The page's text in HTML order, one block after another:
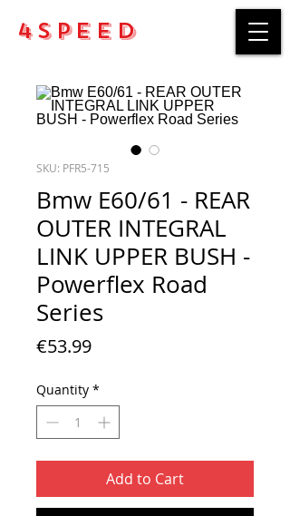
4Speed
SKU: PFR5-715
Bmw E60/61 - REAR
OUTER INTEGRAL
LINK UPPER BUSH -
Powerflex Road
Series
€53.99Price
Quantity *
Add to Cart